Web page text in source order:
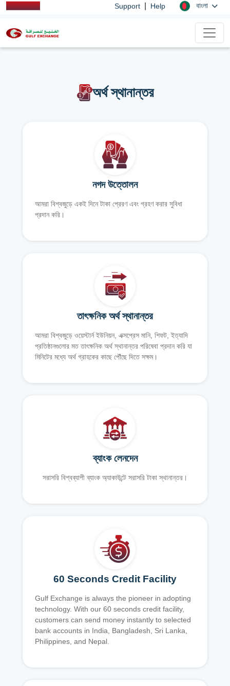
Support | Help বাংলা
অর্থ স্থানান্তর
নগদ উত্তোলন
আমরা বিশ্বজুড়ে একই দিনে টাকা প্রেরণ এবং গ্রহণ করার সুবিধা
প্রদান করি।
তাৎক্ষনিক অর্থ স্থানান্তর
আমরা বিশ্বজুড়ে ওয়েস্টার্ন ইউনিয়ন, এক্সপ্রেস মানি, শিফট, ইত্যাদি
প্রতিষ্ঠানগুলোর মত তাৎক্ষনিক অর্থ স্থানান্তর পরিষেবা প্রদান করি যা
মিনিটের মধ্যে অর্থ গ্রাহকের কাছে পৌঁছে দিতে সক্ষম।
ব্যাংক লেনদেন
সরাসরি বিশ্বব্যাপী ব্যাংক অ্যাকাউন্টে সরাসরি টাকা স্থানান্তর।
60 Seconds Credit Facility
Gulf Exchange is always the pioneer in adopting
technology. With our 60 seconds credit facility,
customers can send money instantly to selected
bank accounts in India, Bangladesh, Sri Lanka,
Philippines, and Nepal.